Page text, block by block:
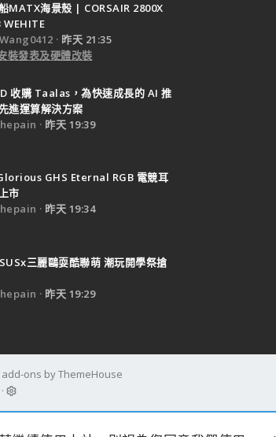
MATX海景殼 | CORSAIR 2800X
WEHITE
昨天 21:35
裝發表及硬體改裝
收購 Taalas，為快速成長的 AI 推
進運算解決方案
昨天 19:39
GHS Eternal RGB 電競耳
市
昨天 19:34
三麗鷗耍酷聯萌 潮玩開學祭搶
昨天 19:29
ons by ThemeHouse